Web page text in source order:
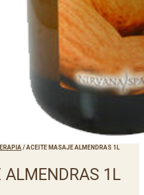
/ACEITE MASAJE ALMENDRAS 1L
1L